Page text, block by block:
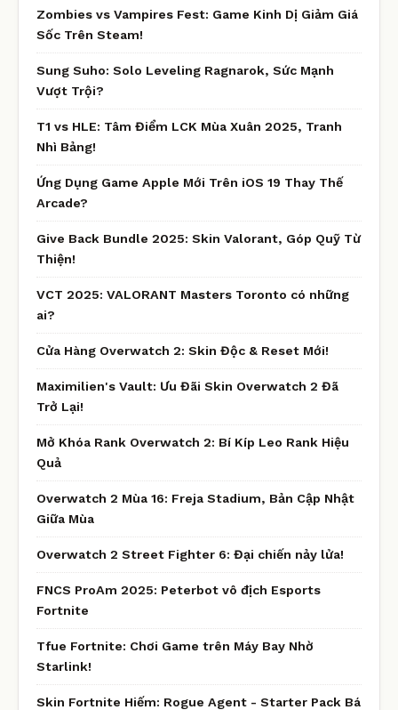
Zombies vs Vampires Fest: Game Kinh Dị Giảm Giá
Sốc Trên Steam!
Sung Suho: Solo Leveling Ragnarok, Sức Mạnh
Vượt Trội?
T1 vs HLE: Tâm Điểm LCK Mùa Xuân 2025, Tranh
Nhì Bảng!
Ứng Dụng Game Apple Mới Trên iOS 19 Thay Thế
Arcade?
Give Back Bundle 2025: Skin Valorant, Góp Quỹ Từ
Thiện!
VCT 2025: VALORANT Masters Toronto có những
ai?
Cửa Hàng Overwatch 2: Skin Độc & Reset Mới!
Maximilien's Vault: Ưu Đãi Skin Overwatch 2 Đã
Trở Lại!
Mở Khóa Rank Overwatch 2: Bí Kíp Leo Rank Hiệu
Quả
Overwatch 2 Mùa 16: Freja Stadium, Bản Cập Nhật
Giữa Mùa
Overwatch 2 Street Fighter 6: Đại chiến nảy lửa!
FNCS ProAm 2025: Peterbot vô địch Esports
Fortnite
Tfue Fortnite: Chơi Game trên Máy Bay Nhờ
Starlink!
Skin Fortnite Hiếm: Rogue Agent - Starter Pack Bá